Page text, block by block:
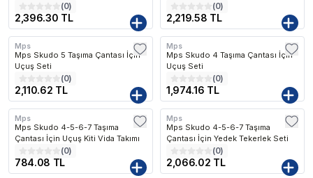
(0)
2,396.30 TL
(0)
2,219.58 TL
Mps
Mps Skudo 5 Taşıma Çantası İçin
Uçuş Seti
(0)
2,110.62 TL
Mps
Mps Skudo 4 Taşıma Çantası İçin
Uçuş Seti
(0)
1,974.16 TL
Mps
Mps Skudo 4-5-6-7 Taşıma
Çantası İçin Uçuş Kiti Vida Takımı
(0)
784.08 TL
Mps
Mps Skudo 4-5-6-7 Taşıma
Çantası İçin Yedek Tekerlek Seti
(0)
2,066.02 TL